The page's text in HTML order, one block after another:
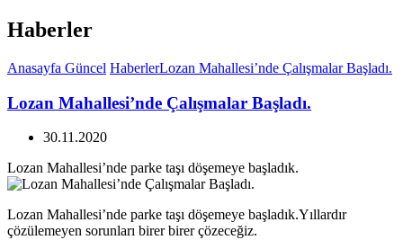
Haberler
Anasayfa Güncel HaberlerLozan Mahallesi’nde Çalışmalar Başladı.
Lozan Mahallesi’nde Çalışmalar Başladı.
30.11.2020
Lozan Mahallesi’nde parke taşı döşemeye başladık.
Lozan Mahallesi’nde parke taşı döşemeye başladık.Yıllardır
çözülemeyen sorunları birer birer çözeceğiz.